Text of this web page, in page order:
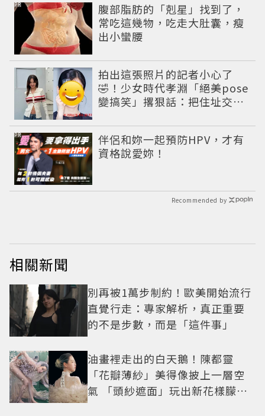
腹部脂肪的「剋星」找到了，
常吃這幾物，吃走大肚囊，瘦
出小蠻腰
PR
拍出這張照片的記者小心了
🤣！少女時代孝淵「絕美pose
變搞笑」撂狠話：把住址交出
伴侶和妳一起預防HPV，才有
資格說愛妳！
PR
Recommended by
相關新聞
別再被1萬步制約！歐美開始流行
直覺行走：專家解析，真正重要
的不是步數，而是「這件事」
油畫裡走出的白天鵝！陳都靈
「花瓣薄紗」美得像披上一層空
氣 「頭紗遮面」玩出新花樣朦朧